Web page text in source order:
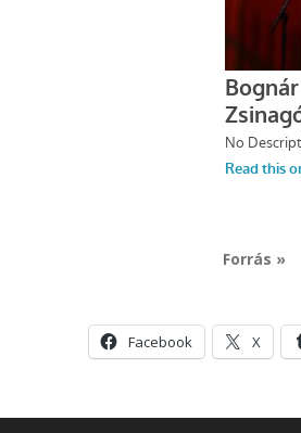
Forrás »
Facebook X